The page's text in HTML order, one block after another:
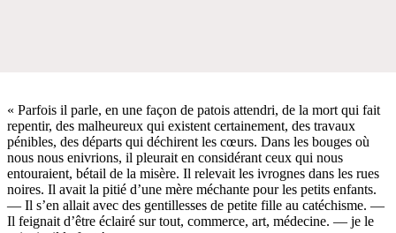
« Parfois il parle, en une façon de patois attendri, de la mort qui fait
repentir, des malheureux qui existent certainement, des travaux
pénibles, des départs qui déchirent les cœurs. Dans les bouges où
nous nous enivrions, il pleurait en considérant ceux qui nous
entouraient, bétail de la misère. Il relevait les ivrognes dans les rues
noires. Il avait la pitié d’une mère méchante pour les petits enfants.
— Il s’en allait avec des gentillesses de petite fille au catéchisme. —
Il feignait d’être éclairé sur tout, commerce, art, médecine. — je le